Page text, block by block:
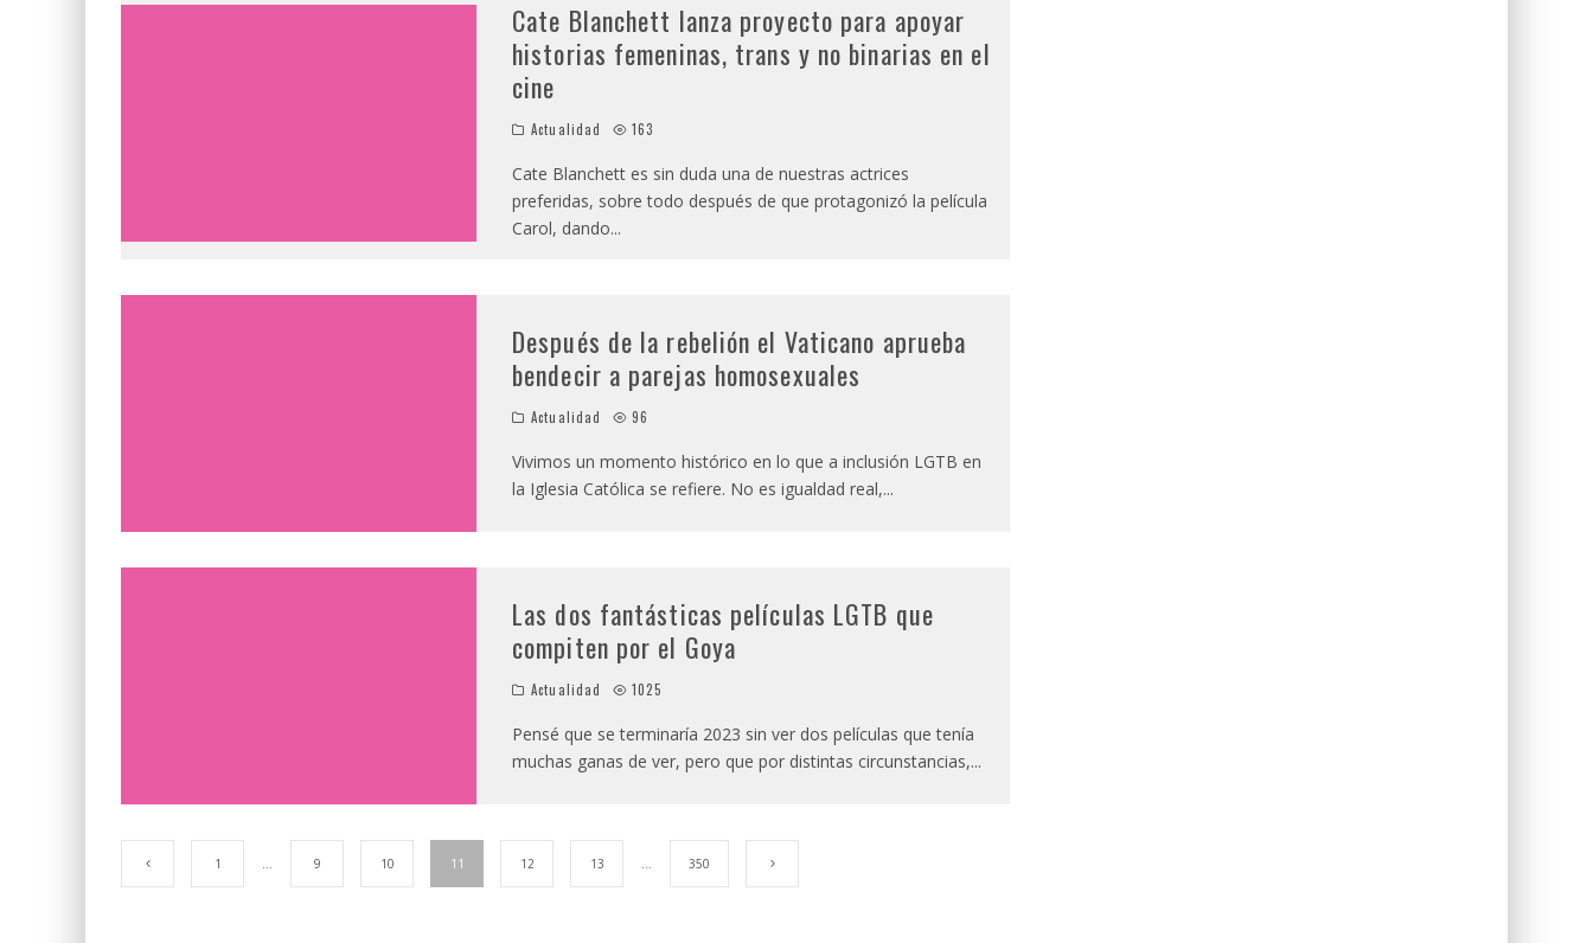
Cate Blanchett lanza proyecto para apoyar
historias femeninas, trans y no binarias en el
cine
Actualidad 163
Cate Blanchett es sin duda una de nuestras actrices
preferidas, sobre todo después de que protagonizó la película
Carol, dando...
Después de la rebelión el Vaticano aprueba
bendecir a parejas homosexuales
Actualidad 96
Vivimos un momento histórico en lo que a inclusión LGTB en
la Iglesia Católica se refiere. No es igualdad real,...
Las dos fantásticas películas LGTB que
compiten por el Goya
Actualidad 1025
Pensé que se terminaría 2023 sin ver dos películas que tenía
muchas ganas de ver, pero que por distintas circunstancias,...
1 … 9 10 11 12 13 … 350